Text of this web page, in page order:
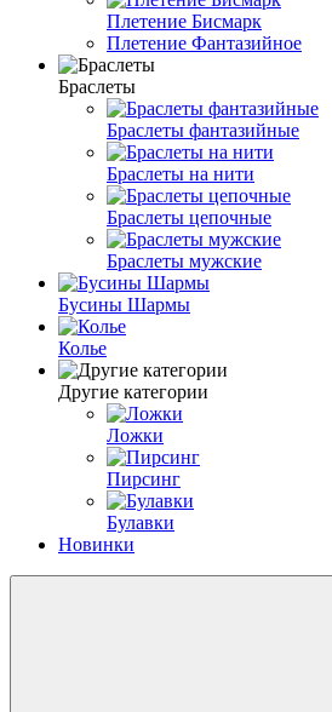
Плетение Бисмарк
Плетение Фантазийное
Браслеты
Браслеты фантазийные
Браслеты на нити
Браслеты цепочные
Браслеты мужские
Бусины Шармы
Колье
Другие категории
Ложки
Пирсинг
Булавки
Новинки